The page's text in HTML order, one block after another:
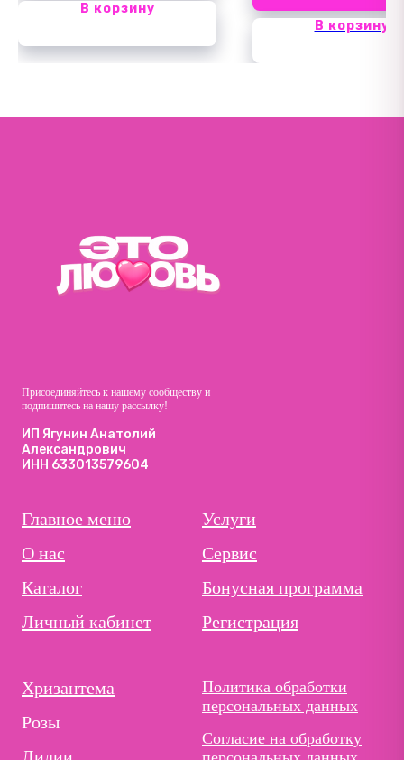
В корзину
В корзину
Присоединяйтесь к нашему сообществу и
подпишитесь на нашу рассылку!
ИП Ягунин Анатолий
Александрович
ИНН 633013579604
Главное меню
О нас
Каталог
Личный кабинет
Услуги
Сервис
Бонусная программа
Регистрация
Хризантема
Розы
Политика обработки
персональных данных
Согласие на обработку